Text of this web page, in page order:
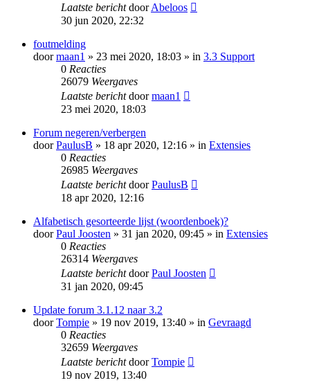
Laatste berichtdoorAbeloos
30 jun 2020, 22:32
foutmelding
doormaan1 » 23 mei 2020, 18:03 » in 3.3 Support
0 Reacties
26079 Weergaves
Laatste berichtdoormaan1
23 mei 2020, 18:03
Forum negeren/verbergen
doorPaulusB » 18 apr 2020, 12:16 » in Extensies
0 Reacties
26985 Weergaves
Laatste berichtdoorPaulusB
18 apr 2020, 12:16
Alfabetisch gesorteerde lijst (woordenboek)?
doorPaul Joosten » 31 jan 2020, 09:45 » in Extensies
0 Reacties
26314 Weergaves
Laatste berichtdoorPaul Joosten
31 jan 2020, 09:45
Update forum 3.1.12 naar 3.2
doorTompie » 19 nov 2019, 13:40 » in Gevraagd
0 Reacties
32659 Weergaves
Laatste berichtdoorTompie
19 nov 2019, 13:40